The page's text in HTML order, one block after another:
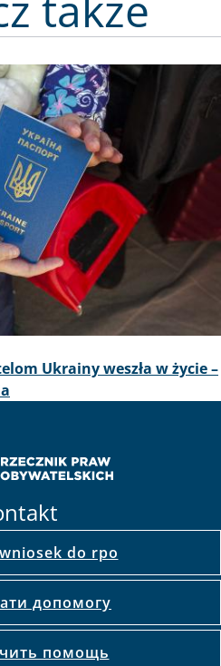
Ukrainy weszła w życie –
wniosek do rpo
допомогу
помощь